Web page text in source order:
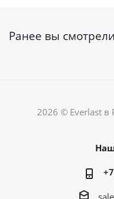
Ранее вы смотрели
2026 © Everlast в